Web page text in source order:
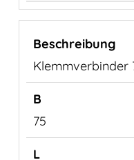
Klemmverbinder
75